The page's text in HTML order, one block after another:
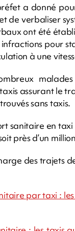
a donné
de verbaliser
ont été
pour
à une
assurant le
sans taxis.
sanitaire en
près d’un
des trajets
par taxi :